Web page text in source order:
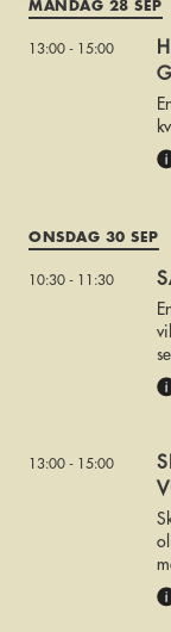
MÅNDAG 28 SEP
13:00 - 15:00
ONSDAG 30 SEP
10:30 - 11:30
13:00 - 15:00